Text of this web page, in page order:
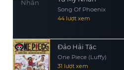
Song Of Phoenix
44 lượt xem
Đảo Hải Tặc
One Piece (Luffy)
31 lượt xem